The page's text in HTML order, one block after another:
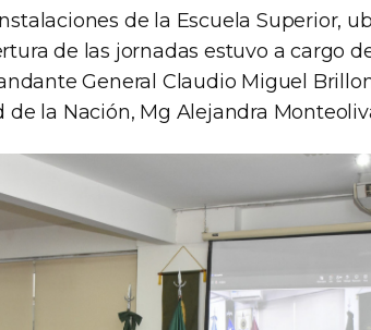
de la Escuela Superior,
de las jornadas estuvo a cargo
General Claudio Miguel
la Nación, Mg Alejandra